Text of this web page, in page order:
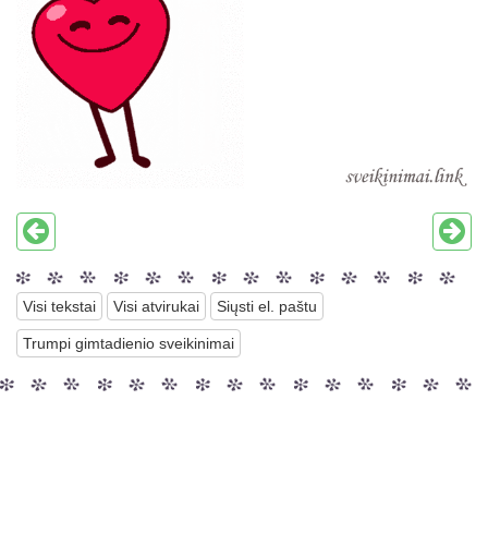
Visi tekstai Visi atvirukai Siųsti el. paštu
Trumpi gimtadienio sveikinimai